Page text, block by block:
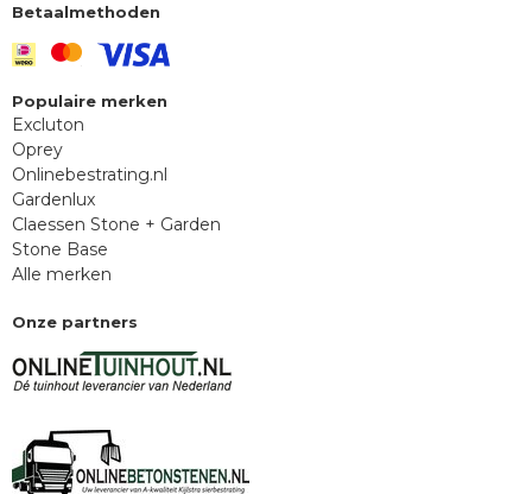
Betaalmethoden
Populaire merken
Excluton
Oprey
Onlinebestrating.nl
Gardenlux
Claessen Stone + Garden
Stone Base
Alle merken
Onze partners